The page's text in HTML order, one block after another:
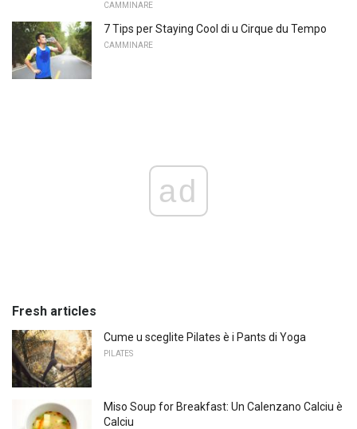
CAMMINARE
7 Tips per Staying Cool di u Cirque du Tempo
CAMMINARE
ad
Fresh articles
Cume u sceglite Pilates è i Pants di Yoga
PILATES
Miso Soup for Breakfast: Un Calenzano Calciu è
Calciu